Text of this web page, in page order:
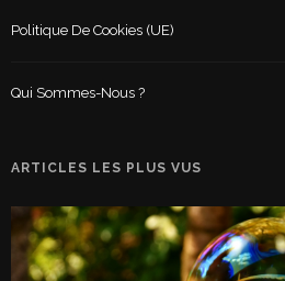
Politique De Cookies (UE)
Qui Sommes-Nous ?
ARTICLES LES PLUS VUS